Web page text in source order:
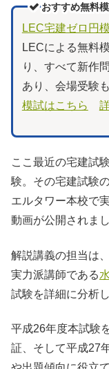
おすすめ無料
LEC宅建ゼロ円
LECによる無料
り、すべて新作
あり、会場受験
模試はこちら
ここ最近の宅建試
験。その宅建試験
エルタワー本校で
動画が公開されまし
解説講義の担当は
実力派講師である
試験を詳細に分析
平成26年度本試験
証、そして平成27